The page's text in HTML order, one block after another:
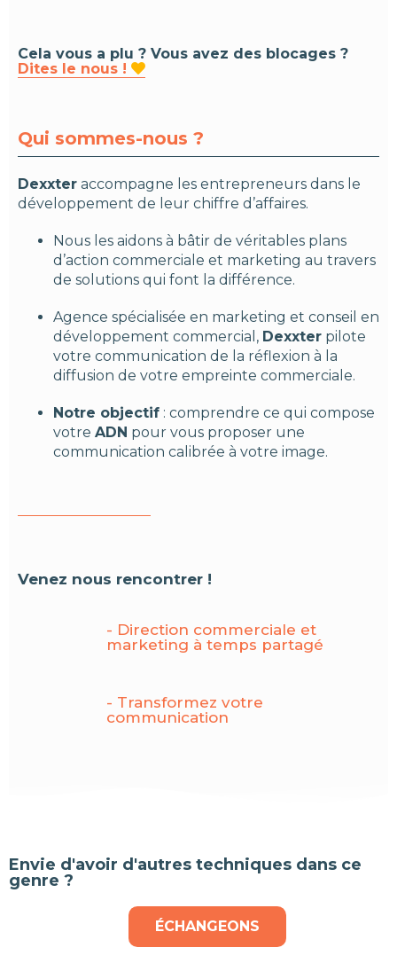
Cela vous a plu ? Vous avez des blocages ?
Dites le nous ! 
Qui sommes-nous ?
Dexxter accompagne les entrepreneurs dans le
développement de leur chiffre d’affaires.
Nous les aidons à bâtir de véritables plans
d’action commerciale et marketing au travers
de solutions qui font la différence.
Agence spécialisée en marketing et conseil en
développement commercial, Dexxter pilote
votre communication de la réflexion à la
diffusion de votre empreinte commerciale.
Notre objectif : comprendre ce qui compose
votre ADN pour vous proposer une
communication calibrée à votre image.
Venez nous rencontrer !
- Direction commerciale et
marketing à temps partagé
- Transformez votre
communication
Envie d'avoir d'autres techniques dans ce
genre ?
ÉCHANGEONS